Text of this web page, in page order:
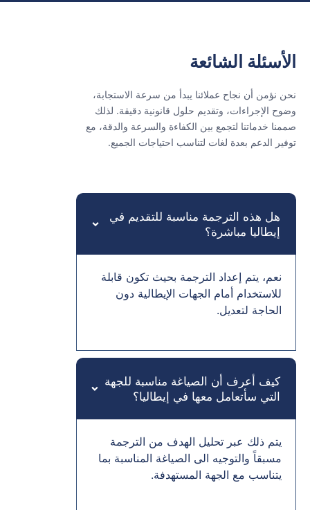
الأسئلة الشائعة
نحن نؤمن أن نجاح عملائنا يبدأ من سرعة الاستجابة،
وضوح الإجراءات، وتقديم حلول قانونية دقيقة. لذلك
صممنا خدماتنا لتجمع بين الكفاءة والسرعة والدقة، مع
توفير الدعم بعدة لغات لتناسب احتياجات الجميع.
هل هذه الترجمة مناسبة للتقديم في
إيطاليا مباشرة؟
نعم، يتم إعداد الترجمة بحيث تكون قابلة
للاستخدام أمام الجهات الإيطالية دون
الحاجة لتعديل.
كيف أعرف أن الصياغة مناسبة للجهة
التي سأتعامل معها في إيطاليا؟
يتم ذلك عبر تحليل الهدف من الترجمة
مسبقاً والتوجيه الى الصياغة المناسبة بما
يتناسب مع الجهة المستهدفة.